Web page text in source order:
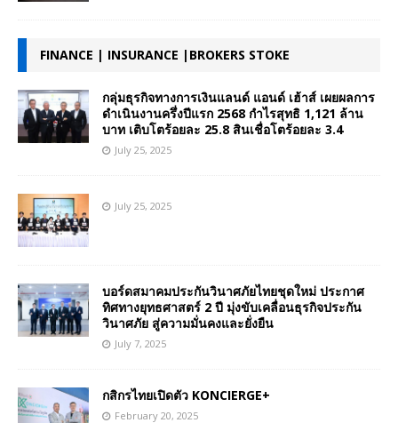
FINANCE | INSURANCE |BROKERS STOKE
กลุ่มธุรกิจทางการเงินแลนด์ แอนด์ เฮ้าส์ เผยผลการ
ดำเนินงานครึ่งปีแรก 2568 กำไรสุทธิ 1,121 ล้าน
บาท เติบโตร้อยละ 25.8 สินเชื่อโตร้อยละ 3.4
July 25, 2025
July 25, 2025
บอร์ดสมาคมประกันวินาศภัยไทยชุดใหม่ ประกาศ
ทิศทางยุทธศาสตร์ 2 ปี มุ่งขับเคลื่อนธุรกิจประกัน
วินาศภัย สู่ความมั่นคงและยั่งยืน
July 7, 2025
กสิกรไทยเปิดตัว KONCIERGE+
February 20, 2025